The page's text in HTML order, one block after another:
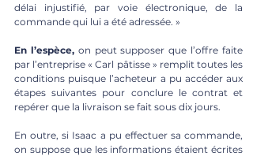
délai injustifié, par voie électronique, de la
commande qui lui a été adressée. »
En l’espèce, on peut supposer que l’offre faite
par l’entreprise « Carl pâtisse » remplit toutes les
conditions puisque l’acheteur a pu accéder aux
étapes suivantes pour conclure le contrat et
repérer que la livraison se fait sous dix jours.
En outre, si Isaac a pu effectuer sa commande,
on suppose que les informations étaient écrites